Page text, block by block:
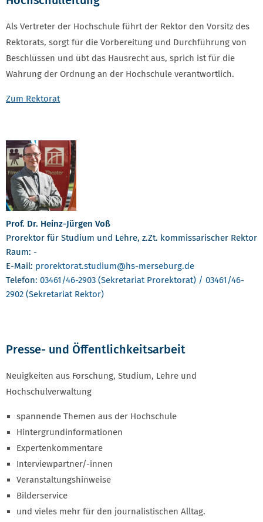
Als Vertreter der Hochschule führt der Rektor den Vorsitz des
Rektorats, sorgt für die Vorbereitung und Durchführung von
Beschlüssen und übt das Hausrecht aus, sprich ist für die
Wahrung der Ordnung an der Hochschule verantwortlich.
Zum Rektorat
Prof. Dr. Heinz-Jürgen Voß
Prorektor für Studium und Lehre, z.Zt. kommissarischer Rektor
Raum: -
E-Mail: prorektorat.studium@hs-merseburg.de
Telefon: 03461/46-2903 (Sekretariat Prorektorat) / 03461/46-
2902 (Sekretariat Rektor)
Presse- und Öffentlichkeitsarbeit
Neuigkeiten aus Forschung, Studium, Lehre und
Hochschulverwaltung
spannende Themen aus der Hochschule
Hintergrundinformationen
Expertenkommentare
Interviewpartner/-innen
Veranstaltungshinweise
Bilderservice
und vieles mehr für den journalistischen Alltag.